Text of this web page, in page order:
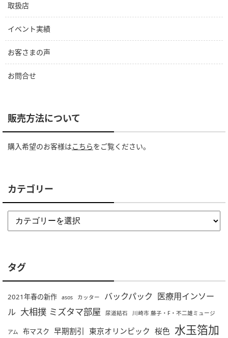
取扱店
イベント実績
お客さまの声
お問合せ
販売方法について
購入希望のお客様はこちらをご覧ください。
カテゴリー
タグ
2021年春の新作 asos カッター バックパック 医療用インソー
ル 大相撲 ミズタマ部屋 尿道結石 川崎市 藤子・F・不二雄ミュージ
アム 布マスク 早期割引 東京オリンピック 桜色 水玉箔加